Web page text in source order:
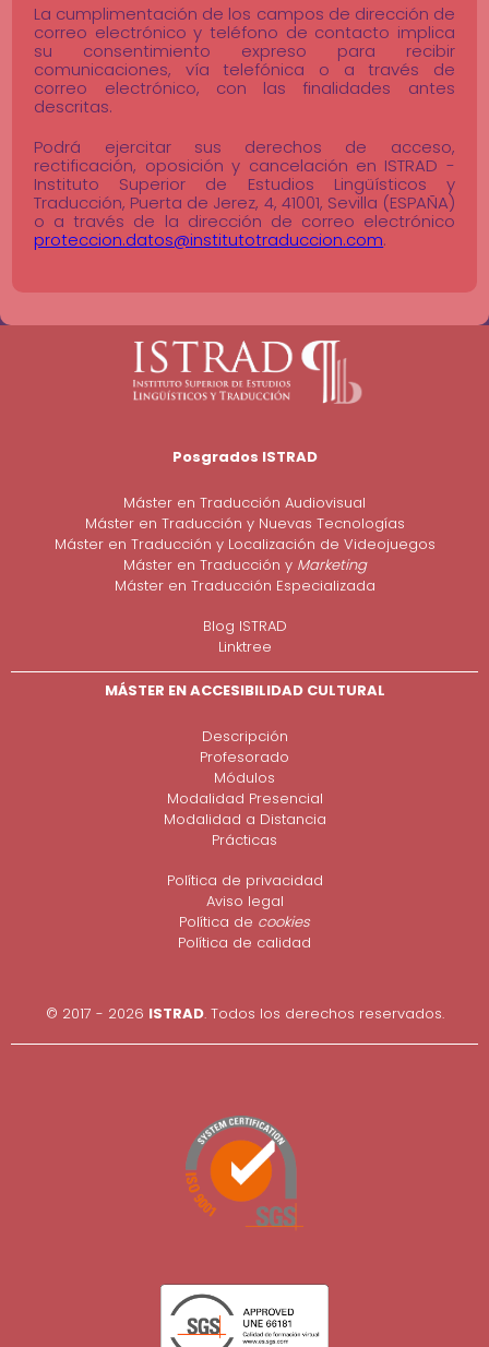
La cumplimentación de los campos de dirección de
correo electrónico y teléfono de contacto implica
su consentimiento expreso para recibir
comunicaciones, vía telefónica o a través de
correo electrónico, con las finalidades antes
descritas.
Podrá ejercitar sus derechos de acceso,
rectificación, oposición y cancelación en ISTRAD -
Instituto Superior de Estudios Lingüísticos y
Traducción, Puerta de Jerez, 4, 41001, Sevilla (ESPAÑA)
o a través de la dirección de correo electrónico
proteccion.datos@institutotraduccion.com.
Posgrados ISTRAD
Máster en Traducción Audiovisual
Máster en Traducción y Nuevas Tecnologías
Máster en Traducción y Localización de Videojuegos
Máster en Traducción y Marketing
Máster en Traducción Especializada
Blog ISTRAD
Linktree
MÁSTER EN ACCESIBILIDAD CULTURAL
Descripción
Profesorado
Módulos
Modalidad Presencial
Modalidad a Distancia
Prácticas
Política de privacidad
Aviso legal
Política de cookies
Política de calidad
© 2017 - 2026 ISTRAD. Todos los derechos reservados.